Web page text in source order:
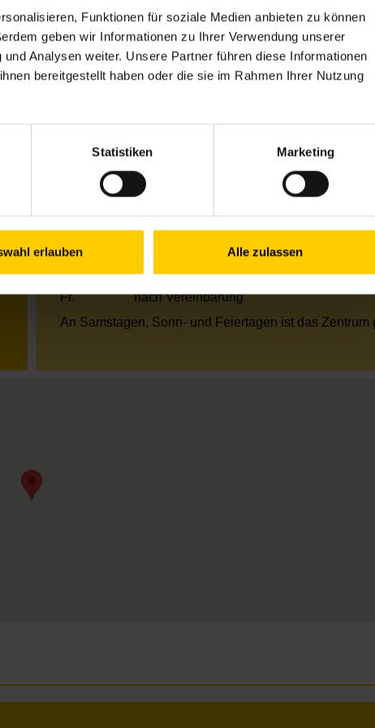
Funktionen für soziale Medien anbieten zu können
geben wir Informationen zu Ihrer Verwendung unserer
Analysen weiter. Unsere Partner führen diese Informationen
bereitgestellt haben oder die sie im Rahmen Ihrer Nutzung
Statistiken Marketing
erlauben Alle zulassen
Öffnungszeiten Juni
Mi.
13.00–18.00 Uhr
nach Vereinbarung
Öffnungszeiten Juli und August
Mo.
13.00–18.00 Uhr
Di.
09.30–17.00 Uhr
Fr.
nach Vereinbarung
An Samstagen, Sonn- und Feiertagen ist das Zentrum